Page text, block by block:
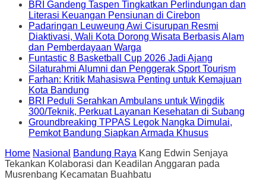
BRI Gandeng Taspen Tingkatkan Perlindungan dan
Literasi Keuangan Pensiunan di Cirebon
Padaringan Leuweung Awi Cisurupan Resmi
Diaktivasi, Wali Kota Dorong Wisata Berbasis Alam
dan Pemberdayaan Warga
Funtastic 8 Basketball Cup 2026 Jadi Ajang
Silaturahmi Alumni dan Penggerak Sport Tourism
Farhan: Kritik Mahasiswa Penting untuk Kemajuan
Kota Bandung
BRI Peduli Serahkan Ambulans untuk Wingdik
300/Teknik, Perkuat Layanan Kesehatan di Subang
Groundbreaking TPPAS Legok Nangka Dimulai,
Pemkot Bandung Siapkan Armada Khusus
Home Nasional Bandung Raya Kang Edwin Senjaya
Tekankan Kolaborasi dan Keadilan Anggaran pada
Musrenbang Kecamatan Buahbatu